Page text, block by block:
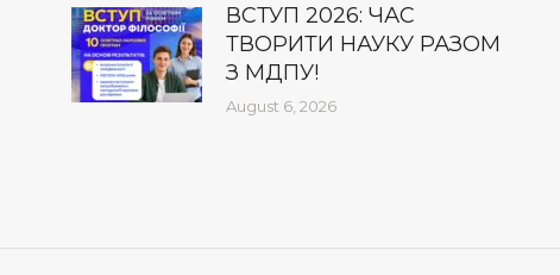
ВСТУП 2026: ЧАС
ТВОРИТИ НАУКУ РАЗОМ
З МДПУ!
August 6, 2026